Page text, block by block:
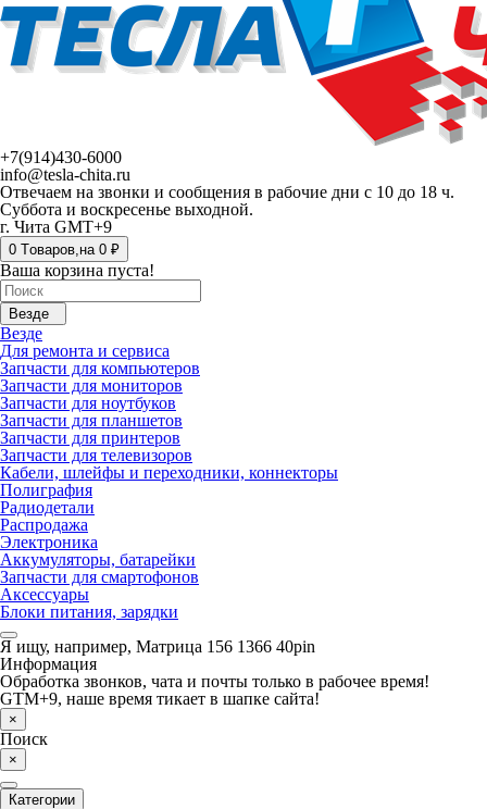
+7(914)430-6000
info@tesla-chita.ru
Отвечаем на звонки и сообщения в рабочие дни с 10 до 18 ч.
Суббота и воскресенье выходной.
г. Чита GMT+9
0 Tоваров,на 0 ₽
Ваша корзина пуста!
Везде
Везде
Для ремонта и сервиса
Запчасти для компьютеров
Запчасти для мониторов
Запчасти для ноутбуков
Запчасти для планшетов
Запчасти для принтеров
Запчасти для телевизоров
Кабели, шлейфы и переходники, коннекторы
Полиграфия
Радиодетали
Распродажа
Электроника
Аккумуляторы, батарейки
Запчасти для смартофонов
Аксессуары
Блоки питания, зарядки
Я ищу, например, Матрица 156 1366 40pin
Информация
Обработка звонков, чата и почты только в рабочее время!
GTM+9, наше время тикает в шапке сайта!
×
Поиск
×
Категории